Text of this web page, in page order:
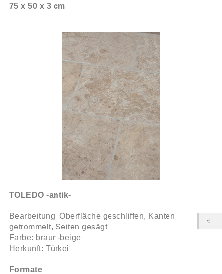
75 x 50 x 3 cm
TOLEDO -antik-
Bearbeitung: Oberfläche geschliffen, Kanten
getrommelt, Seiten gesägt
Farbe: braun-beige
Herkunft: Türkei
Formate